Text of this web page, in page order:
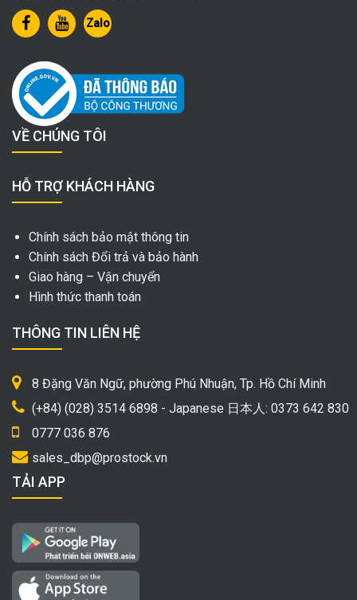
Zalo
VỀ CHÚNG TÔI
HỖ TRỢ KHÁCH HÀNG
Chính sách bảo mật thông tin
Chính sách Đổi trả và bảo hành
Giao hàng – Vận chuyển
Hình thức thanh toán
THÔNG TIN LIÊN HỆ
8 Đặng Văn Ngữ, phường Phú Nhuận, Tp. Hồ Chí Minh
(+84) (028) 3514 6898 - Japanese 日本人: 0373 642 830
0777 036 876
sales_dbp@prostock.vn
TẢI APP